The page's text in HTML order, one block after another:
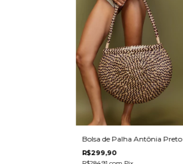
Bolsa de Palha Antônia Preto
R$299,90